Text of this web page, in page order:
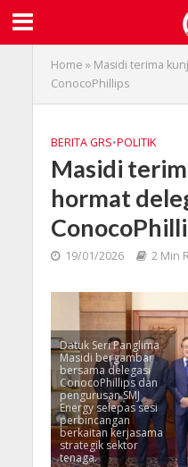
Home » Masidi terima
ConocoPhillips
BERITA GRS•POLITIK
Masidi
hormat
19/01/2026 2 Min
Datuk Seri Panglima
Masidi bergambar
bersama delegasi
ConocoPhillips dan
pengurusan SMJ
Energy selepas sesi
perbincangan
berkaitan kerjasama
strategik sektor
tenaga.